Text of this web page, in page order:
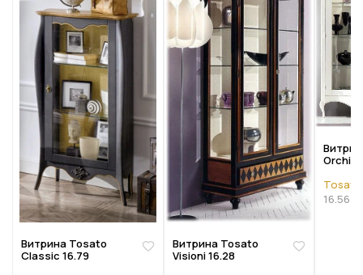
Витрина Tosato
Classic 16.79
Витрина Tosato
Visioni 16.28
Tosato
16.56